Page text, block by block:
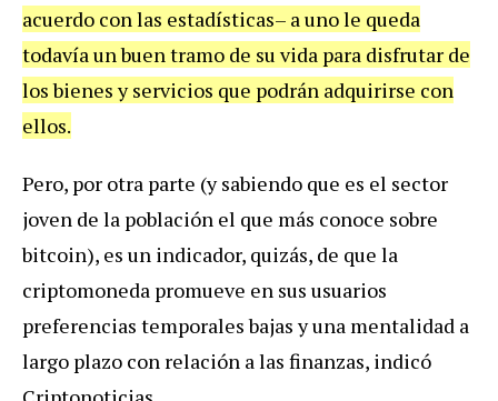
acuerdo con las estadísticas– a uno le queda
todavía un buen tramo de su vida para disfrutar de
los bienes y servicios que podrán adquirirse con
ellos.
Pero, por otra parte (y sabiendo que es el sector
joven de la población el que más conoce sobre
bitcoin), es un indicador, quizás, de que la
criptomoneda promueve en sus usuarios
preferencias temporales bajas y una mentalidad a
largo plazo con relación a las finanzas, indicó